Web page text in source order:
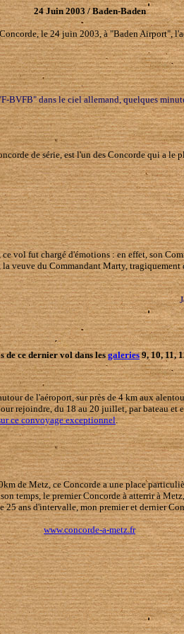
24 Juin 2003 / Baden-Baden
le 24 juin 2003, à "Baden Airport",
BVFB" dans le ciel allemand, quelques
de série, est l'un des Concorde qui a le
vol fut chargé d'émotions : en effet, son
veuve du Commandant Marty,
de ce dernier vol dans lesgaleries9, 10, 11,
de l'aéroport, sur près de 4 km aux
rejoindre, du 18 au 20 juillet, par bateau
ce convoyage exceptionnel.
de Metz, ce Concorde a une place
temps, le premier Concorde à atterrir à
25 ans d'intervalle, mon premier et dernier
www.concorde-a-metz.fr